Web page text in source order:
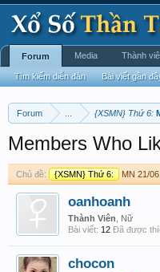
Forum {XSMN} Thứ 6:
Members Who
Chủ đề: {XSMN} Thứ 6: MN 21/
oanhoanh
Thành Viên , Nữ
Bài viết: 12 Đã được
chocon
Forum
Tìm kiếm diễn đàn Bài viết gần
Media Thành